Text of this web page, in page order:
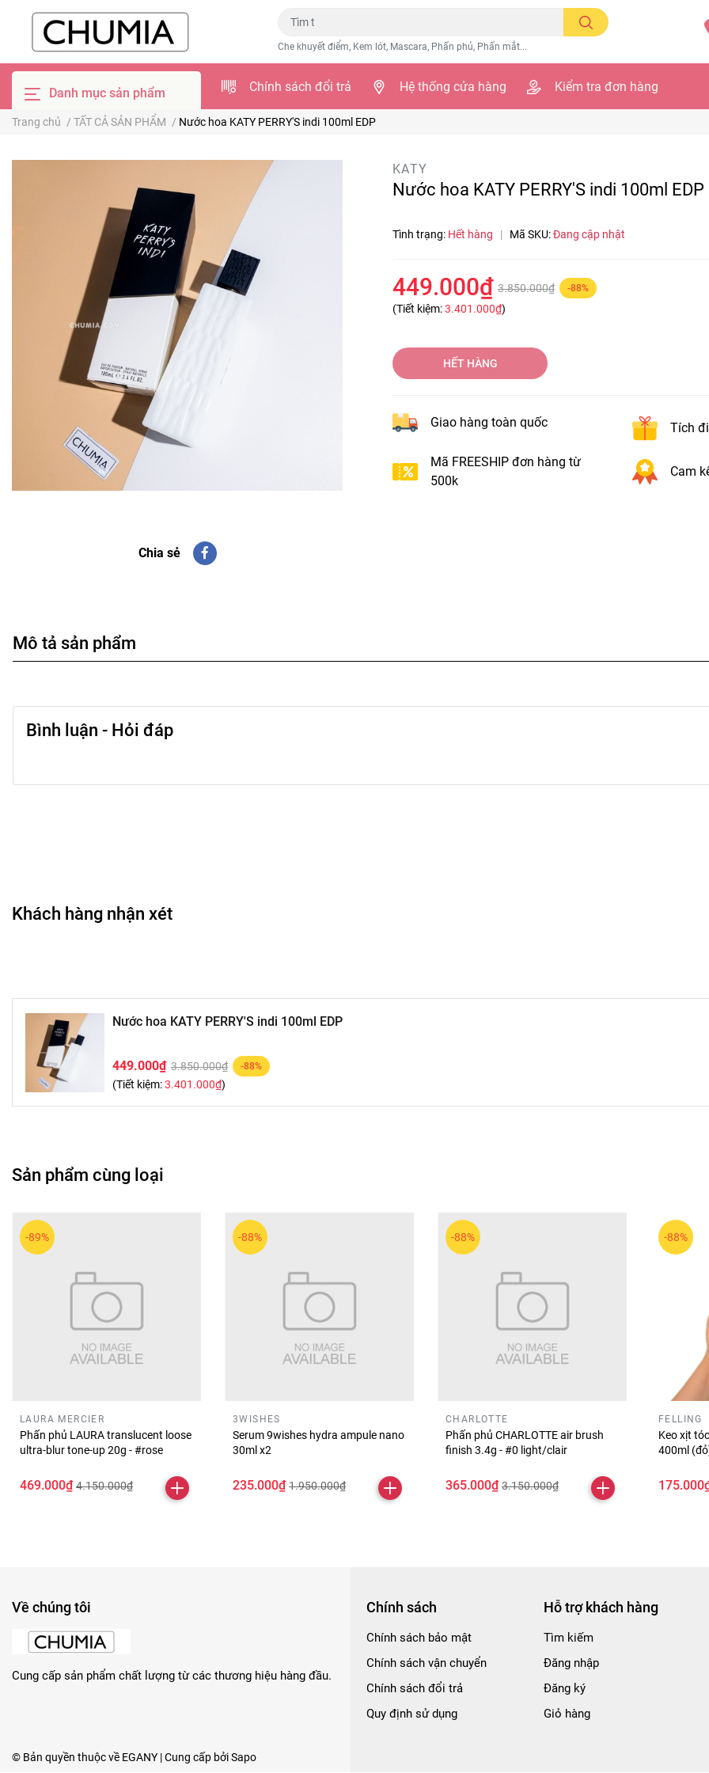
Che khuyết điểm, Kem lót, Mascara, Phấn phủ, Phấn mắt...
Danh mục sản phẩm Chính sách đổi trả Hệ thống cửa hàng Kiểm tra đơn hàng
Trang chủ / TẤT CẢ SẢN PHẨM / Nước hoa KATY PERRY'S indi 100ml EDP
Chia sẻ
KATY
Nước hoa KATY PERRY'S indi 100ml EDP
Tình trạng: Hết hàng | Mã SKU:Đang cập nhật
449.000₫ 3.850.000₫ -88%
(Tiết kiệm:3.401.000₫)
HẾT HÀNG
Giao hàng toàn quốc Tích
Mã FREESHIP đơn hàng từ
500k
Cam
Mô tả sản phẩm
Bình luận - Hỏi đáp
Khách hàng nhận xét
Nước hoa KATY PERRY'S indi 100ml EDP
449.000₫ 3.850.000₫ -88%
(Tiết kiệm:3.401.000₫)
Sản phẩm cùng loại
-89%
LAURA MERCIER
Phấn phủ LAURA translucent loose
ultra-blur tone-up 20g - #rose
469.000₫ 4.150.000₫
-88%
3WISHES
Serum 9wishes hydra ampule nano
30ml x2
235.000₫ 1.950.000₫
-88%
CHARLOTTE
Phấn phủ CHARLOTTE air brush
finish 3.4g - #0 light/clair
365.000₫ 3.150.000₫
-88%
FELLING
Keo xịt
400ml
Về chúng tôi
Cung cấp sản phẩm chất lượng từ các thương hiệu hàng đầu.
Chính sách
Chính sách bảo mật
Chính sách vận chuyển
Chính sách đổi trả
Quy định sử dụng
Hỗ trợ khách hàng
Tìm kiếm
Đăng nhập
Đăng ký
Giỏ hàng
© Bản quyền thuộc về EGANY | Cung cấp bởiSapo